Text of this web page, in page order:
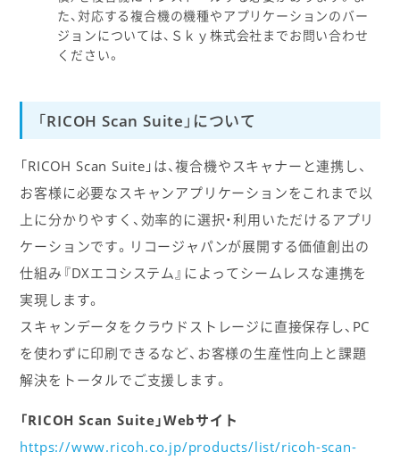
た、対応する複合機の機種やアプリケーションのバー
ジョンについては、Ｓｋｙ株式会社までお問い合わせ
ください。
「RICOH Scan Suite」について
「RICOH Scan Suite」は、複合機やスキャナーと連携し、
お客様に必要なスキャンアプリケーションをこれまで以
上に分かりやすく、効率的に選択・利用いただけるアプリ
ケーションです。リコージャパンが展開する価値創出の
仕組み『DXエコシステム』によってシームレスな連携を
実現します。
スキャンデータをクラウドストレージに直接保存し、PC
を使わずに印刷できるなど、お客様の生産性向上と課題
解決をトータルでご支援します。
「RICOH Scan Suite」Webサイト
https://www.ricoh.co.jp/products/list/ricoh-scan-